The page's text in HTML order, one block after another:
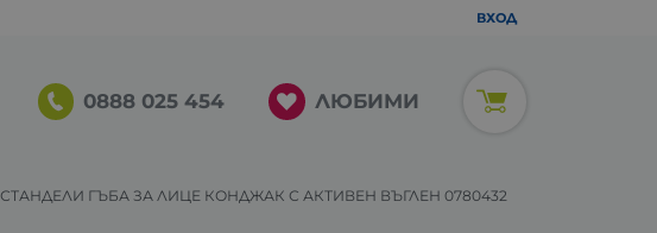
ВХОД
0888 025 454 ЛЮБИМИ
СТАНДЕЛИ ГЪБА ЗА ЛИЦЕ КОНДЖАК С АКТИВЕН ВЪГЛЕН 0780432